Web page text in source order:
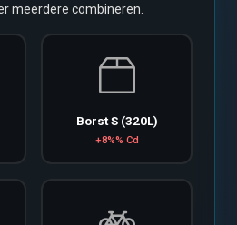
meerdere combineren.
Borst S (320L)
+8%% Cd